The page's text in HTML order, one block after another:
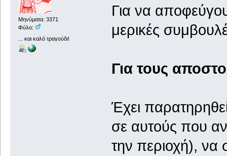
Μηνύματα: 3371
Φύλο:
... και καλό τραγούδι!
Για να
μερικές
Για τους
Έχει
σε αυτούς που
την περιοχή), να